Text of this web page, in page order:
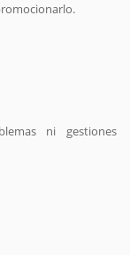
ni gestiones